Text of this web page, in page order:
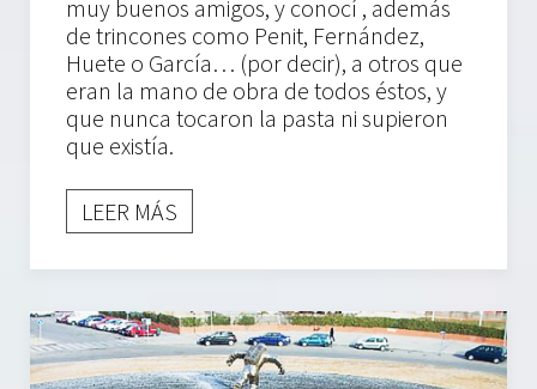
muy buenos amigos, y conocí , además
de trincones como Penit, Fernández,
Huete o García… (por decir), a otros que
eran la mano de obra de todos éstos, y
que nunca tocaron la pasta ni supieron
que existía.
LEER MÁS